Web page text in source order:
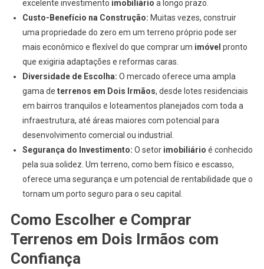
excelente investimento imobiliário a longo prazo.
Custo-Benefício na Construção: Muitas vezes, construir
uma propriedade do zero em um terreno próprio pode ser
mais econômico e flexível do que comprar um imóvel pronto
que exigiria adaptações e reformas caras.
Diversidade de Escolha: O mercado oferece uma ampla
gama de terrenos em Dois Irmãos, desde lotes residenciais
em bairros tranquilos e loteamentos planejados com toda a
infraestrutura, até áreas maiores com potencial para
desenvolvimento comercial ou industrial.
Segurança do Investimento: O setor imobiliário é conhecido
pela sua solidez. Um terreno, como bem físico e escasso,
oferece uma segurança e um potencial de rentabilidade que o
tornam um porto seguro para o seu capital.
Como Escolher e Comprar
Terrenos em Dois Irmãos com
Confiança